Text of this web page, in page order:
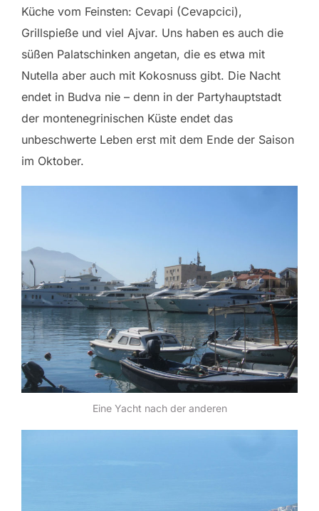
Küche vom Feinsten: Cevapi (Cevapcici),
Grillspieße und viel Ajvar. Uns haben es auch die
süßen Palatschinken angetan, die es etwa mit
Nutella aber auch mit Kokosnuss gibt. Die Nacht
endet in Budva nie – denn in der Partyhauptstadt
der montenegrinischen Küste endet das
unbeschwerte Leben erst mit dem Ende der Saison
im Oktober.
Eine Yacht nach der anderen